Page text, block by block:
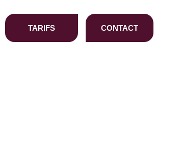
TARIFS CONTACT